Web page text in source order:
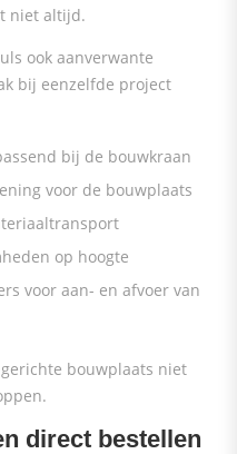
niet altijd.
ook aanverwante
bij eenzelfde project
bij de bouwkraan
voor de bouwplaats
op hoogte
voor aan- en afvoer van
bouwplaats niet
direct bestellen